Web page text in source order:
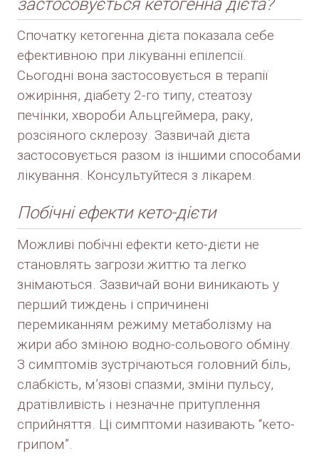
застосовується кетогенна дієта?
Спочатку кетогенна дієта показала себе
ефективною при лікуванні епілепсії.
Сьогодні вона застосовується в терапії
ожиріння, діабету 2-го типу, стеатозу
печінки, хвороби Альцгеймера, раку,
розсіяного склерозу. Зазвичай дієта
застосовується разом із іншими способами
лікування. Консультуйтеся з лікарем.
Побічні ефекти кето-дієти
Можливі побічні ефекти кето-дієти не
становлять загрози життю та легко
знімаються. Зазвичай вони виникають у
перший тиждень і спричинені
перемиканням режиму метаболізму на
жири або зміною водно-сольового обміну.
З симптомів зустрічаються головний біль,
слабкість, м’язові спазми, зміни пульсу,
дратівливість і незначне притуплення
сприйняття. Ці симптоми називають “кето-
грипом”.